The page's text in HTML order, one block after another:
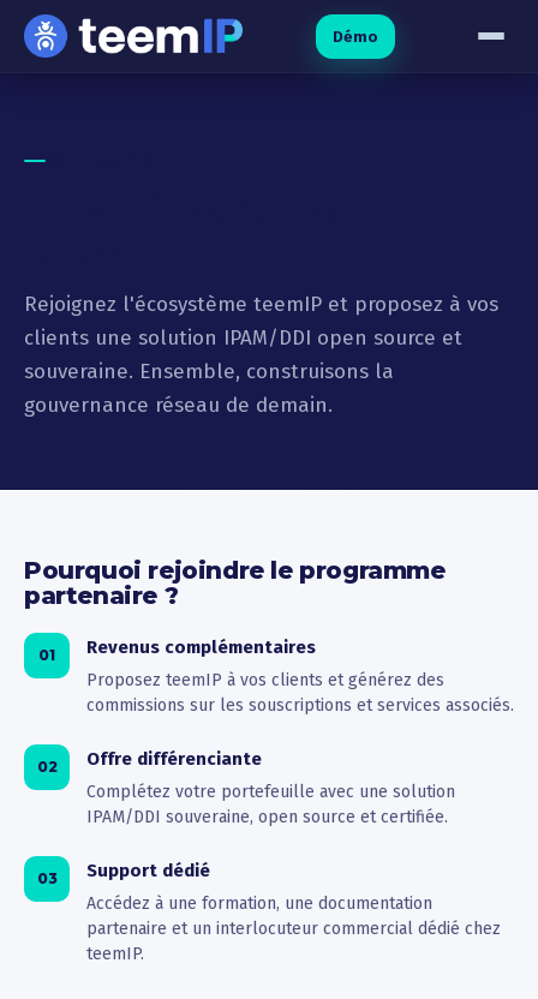
Aller au contenu
Démo
Rejoignez l'écosystème teemIP et proposez à vos
clients une solution IPAM/DDI open source et
souveraine. Ensemble, construisons la
gouvernance réseau de demain.
Pourquoi rejoindre le programme
partenaire ?
01 Revenus complémentaires
Proposez teemIP à vos clients et générez des
commissions sur les souscriptions et services associés.
02 Offre différenciante
Complétez votre portefeuille avec une solution
IPAM/DDI souveraine, open source et certifiée.
03 Support dédié
Accédez à une formation, une documentation
partenaire et un interlocuteur commercial dédié chez
teemIP.